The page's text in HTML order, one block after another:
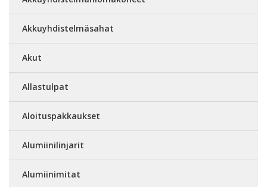
Akkuyhdistelmäsahat
Akut
Allastulpat
Aloituspakkaukset
Alumiinilinjarit
Alumiinimitat